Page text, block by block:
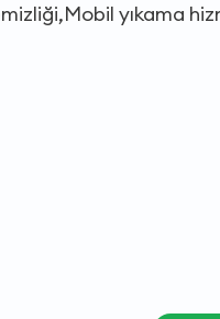
yıkama